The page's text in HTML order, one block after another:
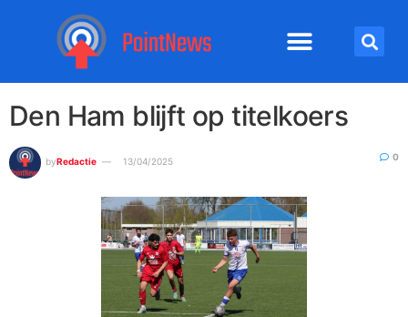
Den Ham blijft op titelkoers
byRedactie 13/04/2025 0